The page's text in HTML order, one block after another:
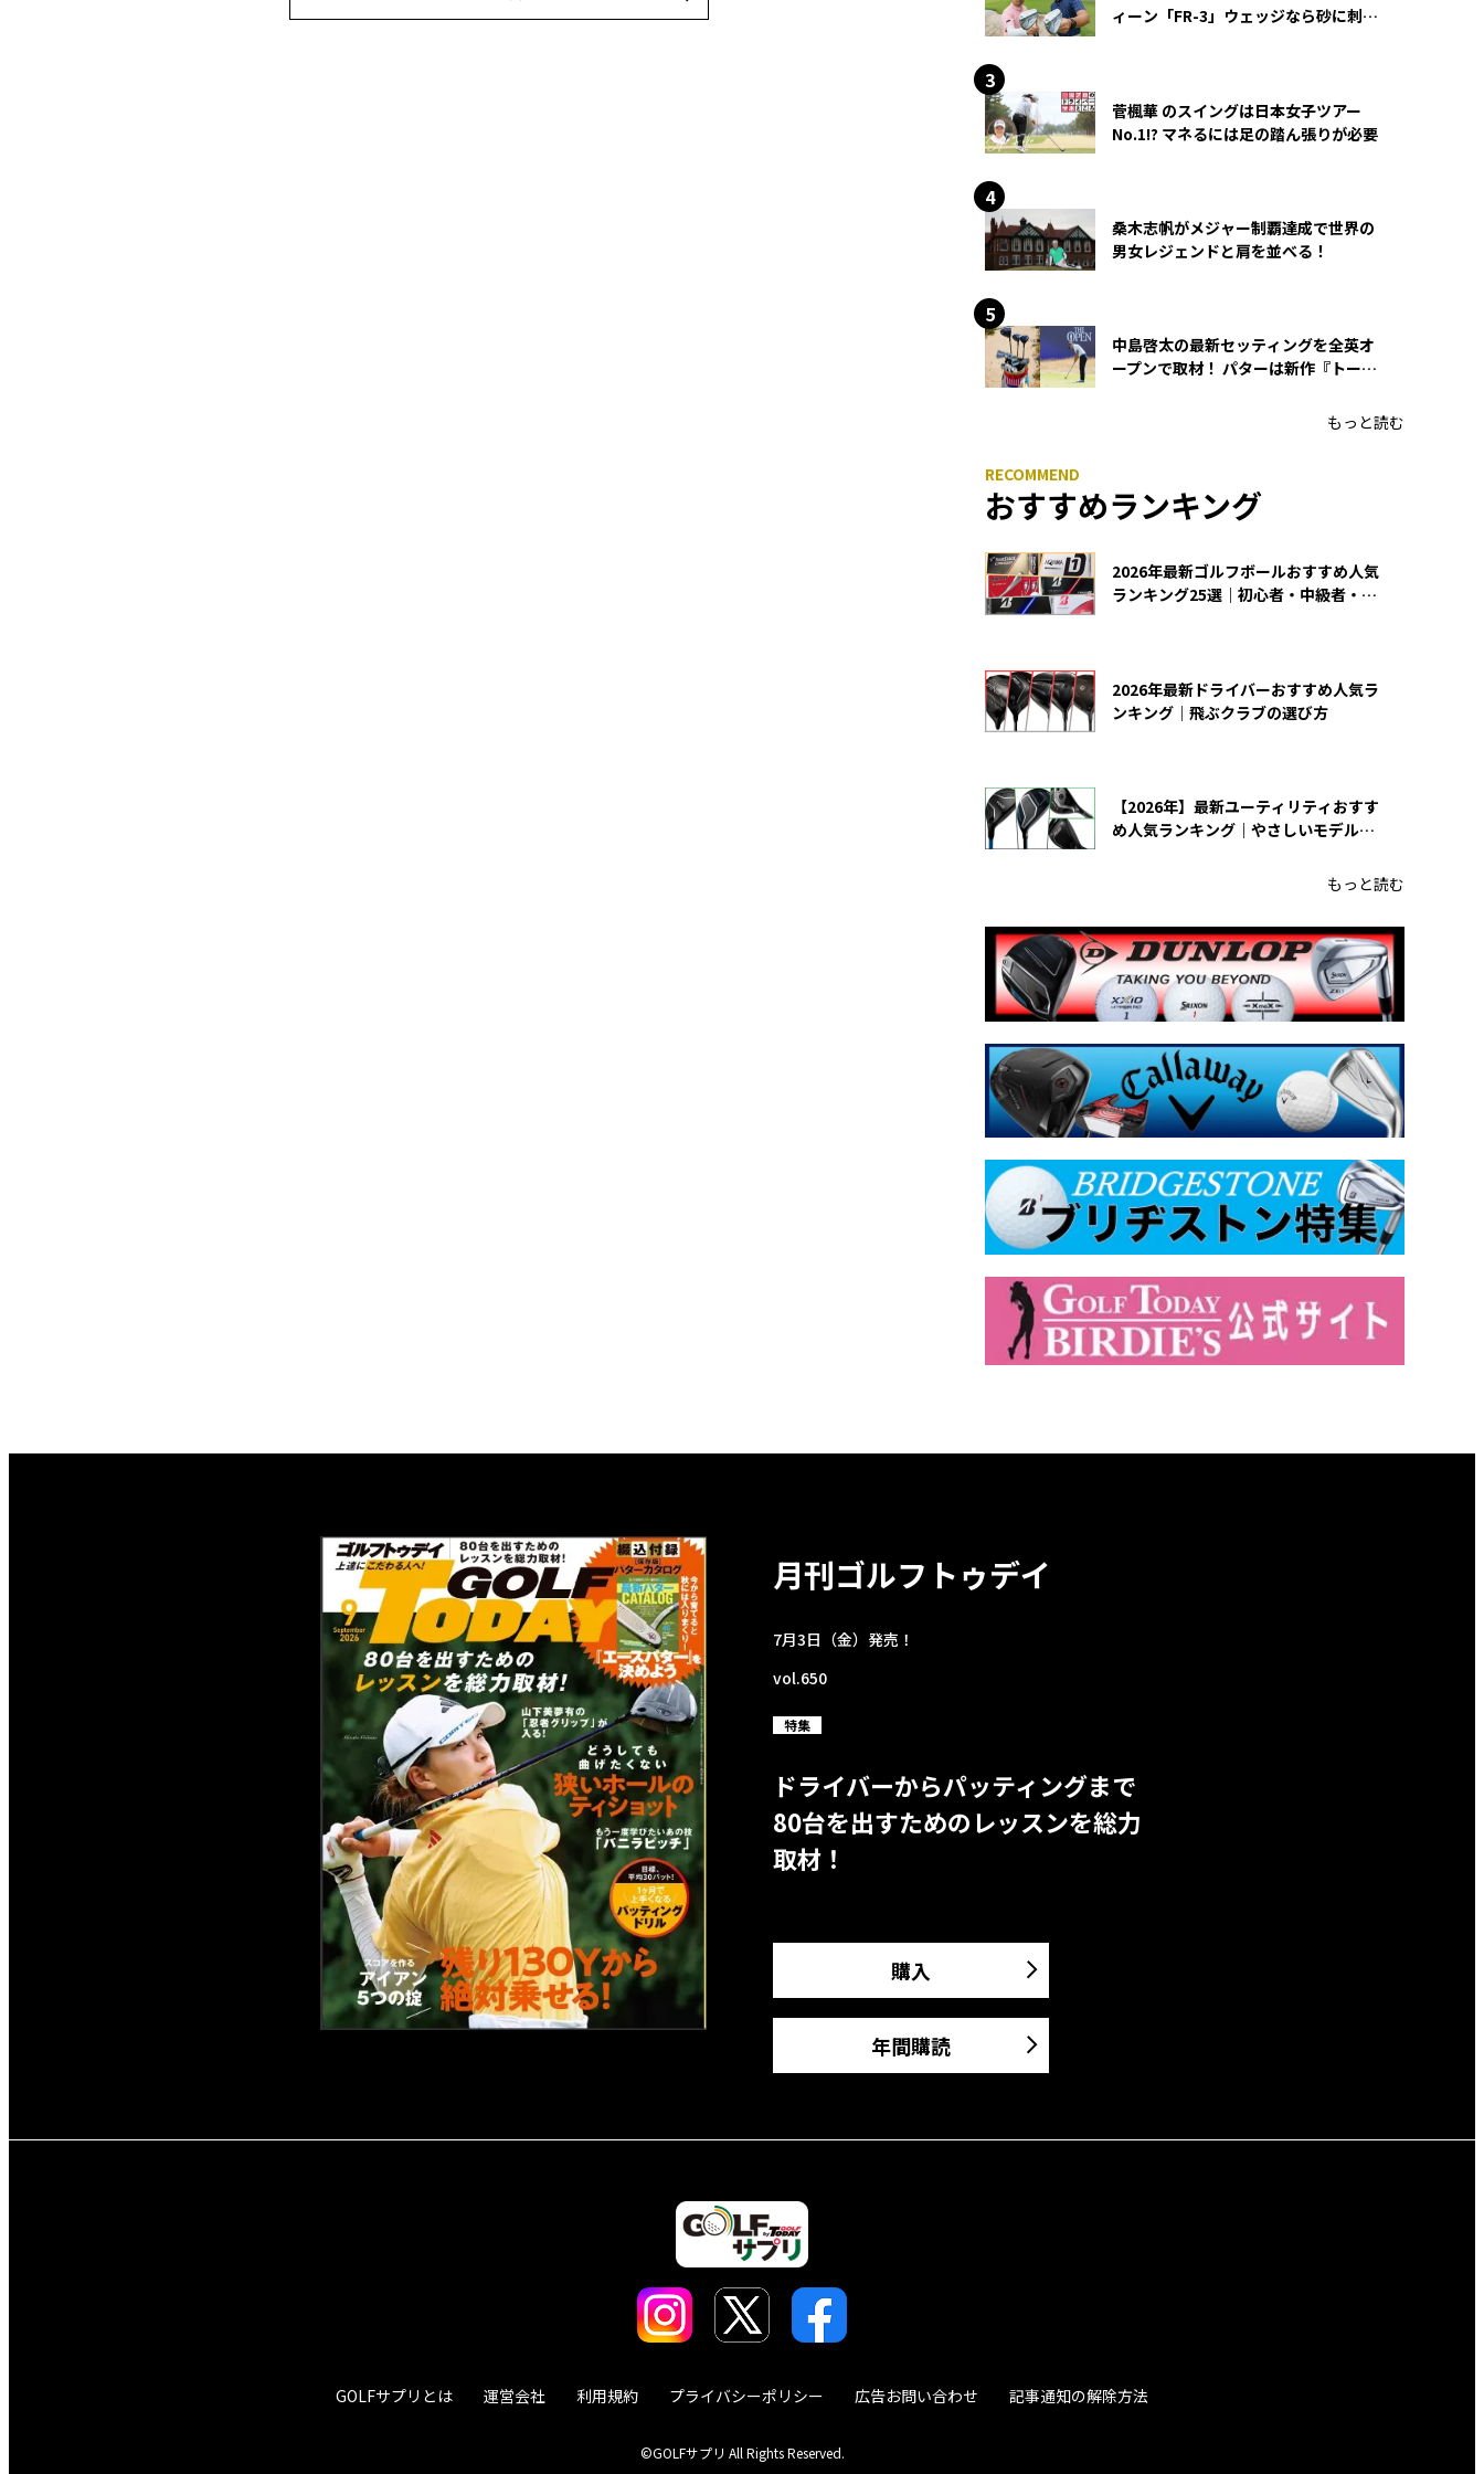
ィーン「FR-3」ウェッジなら砂に刺さ
菅楓華 のスイングは日本女子ツアー
No.1!? マネるには足の踏ん張りが必要
桑木志帆がメジャー制覇達成で世界の
男女レジェンドと肩を並べる！
中島啓太の最新セッティングを全英オ
ープンで取材！ パターは新作『トーチ
もっと読む
おすすめランキング
2026年最新ゴルフボールおすすめ人気
ランキング25選｜初心者・中級者・上
2026年最新ドライバーおすすめ人気ラ
ンキング｜飛ぶクラブの選び方
【2026年】最新ユーティリティおすす
め人気ランキング｜やさしいモデルの
もっと読む
月刊ゴルフトゥデイ
7月3日（金）発売！
vol.650
特集
ドライバーからパッティングまで
80台を出すためのレッスンを総力
取材！
購入
年間購読
GOLFサプリとは 運営会社 利用規約 プライバシーポリシー 広告お問い合わせ 記事通知の解除方法
©GOLFサプリ All Rights Reserved.